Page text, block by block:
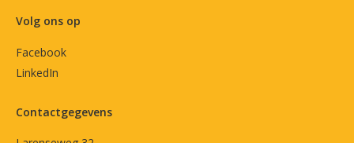
Volg ons op
Facebook
LinkedIn
Contactgegevens